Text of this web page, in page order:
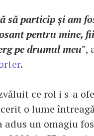
să particip şi am
pentru mine,
pe drumul meu",
.
ce rol i s-a
o lume
un omagiu